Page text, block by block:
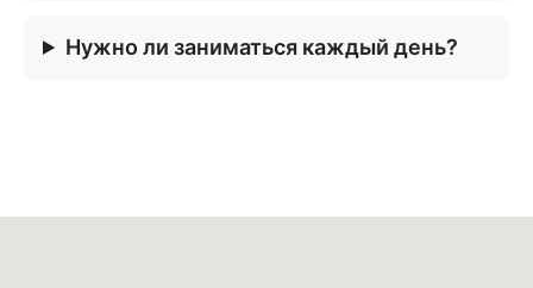
Нужно ли заниматься каждый день?